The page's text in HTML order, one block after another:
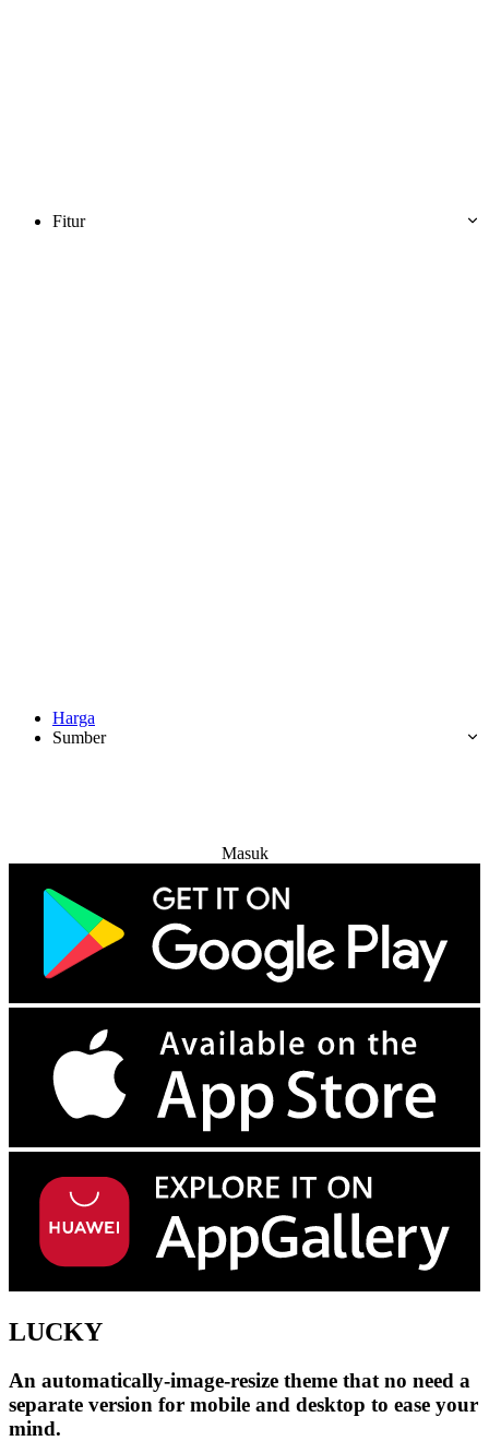
Fitur
Harga
Sumber
Masuk
LUCKY
An automatically-image-resize theme that no need a
separate version for mobile and desktop to ease your
mind.